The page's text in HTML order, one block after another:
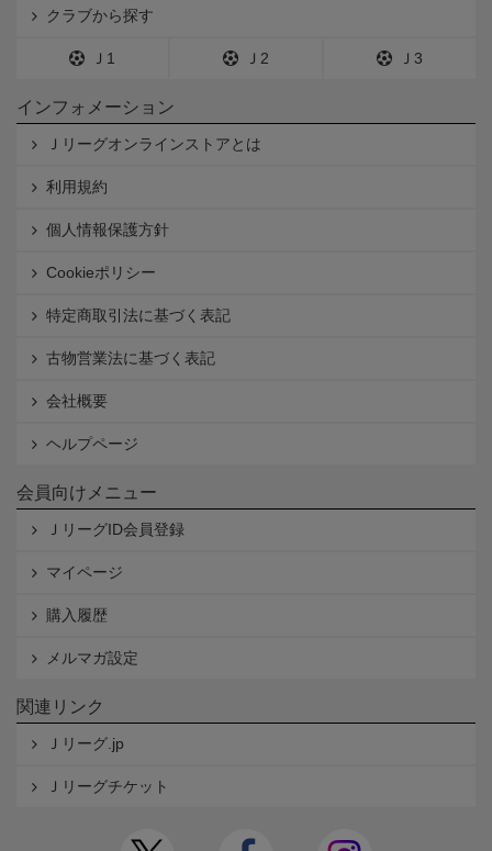
クラブから探す
Ｊ1 Ｊ2 Ｊ3
インフォメーション
Ｊリーグオンラインストアとは
利用規約
個人情報保護方針
Cookieポリシー
特定商取引法に基づく表記
古物営業法に基づく表記
会社概要
ヘルプページ
会員向けメニュー
ＪリーグID会員登録
マイページ
購入履歴
メルマガ設定
関連リンク
Ｊリーグ.jp
Ｊリーグチケット